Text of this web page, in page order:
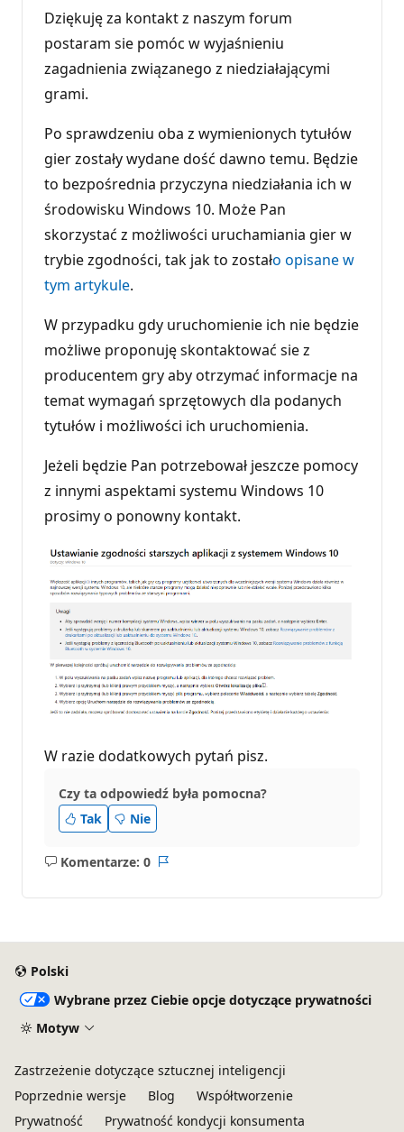
Dziękuję za kontakt z naszym forum
postaram sie pomóc w wyjaśnieniu
zagadnienia związanego z niedziałającymi
grami.
Po sprawdzeniu oba z wymienionych tytułów
gier zostały wydane dość dawno temu. Będzie
to bezpośrednia przyczyna niedziałania ich w
środowisku Windows 10. Może Pan
skorzystać z możliwości uruchamiania gier w
trybie zgodności, tak jak to zostało opisane w
tym artykule.
W przypadku gdy uruchomienie ich nie będzie
możliwe proponuję skontaktować sie z
producentem gry aby otrzymać informacje na
temat wymagań sprzętowych dla podanych
tytułów i możliwości ich uruchomienia.
Jeżeli będzie Pan potrzebował jeszcze pomocy
z innymi aspektami systemu Windows 10
prosimy o ponowny kontakt.
W razie dodatkowych pytań pisz.
Czy ta odpowiedź była pomocna?
Tak
Nie
Komentarze: 0
Brak
Polski
Wybrane przez Ciebie opcje dotyczące prywatności
Motyw
Zastrzeżenie dotyczące sztucznej inteligencji
Poprzednie wersje
Blog
Współtworzenie
Prywatność
Prywatność kondycji konsumenta